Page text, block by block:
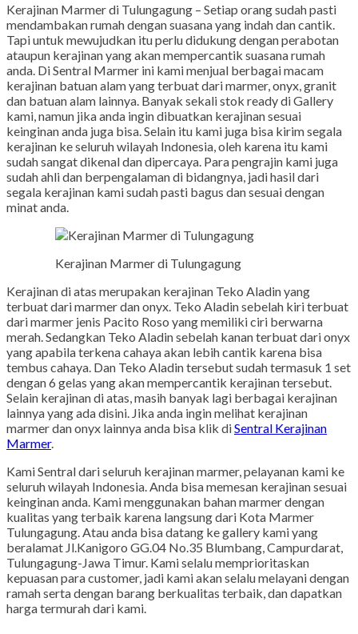
Kerajinan Marmer di Tulungagung – Setiap orang sudah pasti
mendambakan rumah dengan suasana yang indah dan cantik.
Tapi untuk mewujudkan itu perlu didukung dengan perabotan
ataupun kerajinan yang akan mempercantik suasana rumah
anda. Di Sentral Marmer ini kami menjual berbagai macam
kerajinan batuan alam yang terbuat dari marmer, onyx, granit
dan batuan alam lainnya. Banyak sekali stok ready di Gallery
kami, namun jika anda ingin dibuatkan kerajinan sesuai
keinginan anda juga bisa. Selain itu kami juga bisa kirim segala
kerajinan ke seluruh wilayah Indonesia, oleh karena itu kami
sudah sangat dikenal dan dipercaya. Para pengrajin kami juga
sudah ahli dan berpengalaman di bidangnya, jadi hasil dari
segala kerajinan kami sudah pasti bagus dan sesuai dengan
minat anda.
Kerajinan Marmer di Tulungagung
Kerajinan di atas merupakan kerajinan Teko Aladin yang
terbuat dari marmer dan onyx. Teko Aladin sebelah kiri terbuat
dari marmer jenis Pacito Roso yang memiliki ciri berwarna
merah. Sedangkan Teko Aladin sebelah kanan terbuat dari onyx
yang apabila terkena cahaya akan lebih cantik karena bisa
tembus cahaya. Dan Teko Aladin tersebut sudah termasuk 1 set
dengan 6 gelas yang akan mempercantik kerajinan tersebut.
Selain kerajinan di atas, masih banyak lagi berbagai kerajinan
lainnya yang ada disini. Jika anda ingin melihat kerajinan
marmer dan onyx lainnya anda bisa klik diSentral Kerajinan
Marmer.
Kami Sentral dari seluruh kerajinan marmer, pelayanan kami ke
seluruh wilayah Indonesia. Anda bisa memesan kerajinan sesuai
keinginan anda. Kami menggunakan bahan marmer dengan
kualitas yang terbaik karena langsung dari Kota Marmer
Tulungagung. Atau anda bisa datang ke gallery kami yang
beralamat Jl.Kanigoro GG.04 No.35 Blumbang, Campurdarat,
Tulungagung-Jawa Timur. Kami selalu memprioritaskan
kepuasan para customer, jadi kami akan selalu melayani dengan
ramah serta dengan barang berkualitas terbaik, dan dapatkan
harga termurah dari kami.